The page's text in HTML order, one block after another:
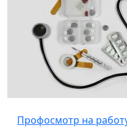
Профосмотр на